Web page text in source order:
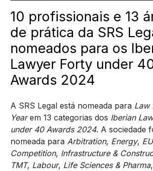
10 profissionais e 13
de prática da SRS
nomeados para os
Lawyer Forty under
Awards 2024
A SRS Legal está nomeada para Law
Yearem 13 categorias dos Iberian
under 40 Awards 2024. A sociedade
nomeada para Arbitration, Energy,
Competition, Infrastructure &
TMT, Labour, Life Sciences & Pharma,